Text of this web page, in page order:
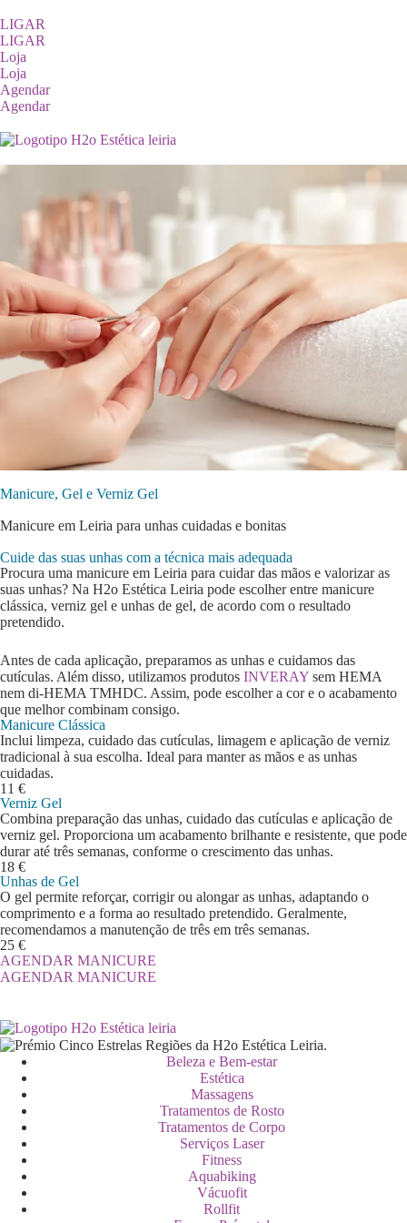
LIGAR
LIGAR
Loja
Loja
Agendar
Agendar
Manicure, Gel e Verniz Gel
Manicure em Leiria para unhas cuidadas e bonitas
Cuide das suas unhas com a técnica mais adequada
Procura uma manicure em Leiria para cuidar das mãos e valorizar as
suas unhas? Na H2o Estética Leiria pode escolher entre manicure
clássica, verniz gel e unhas de gel, de acordo com o resultado
pretendido.
Antes de cada aplicação, preparamos as unhas e cuidamos das
cutículas. Além disso, utilizamos produtos INVERAY sem HEMA
nem di-HEMA TMHDC. Assim, pode escolher a cor e o acabamento
que melhor combinam consigo.
Manicure Clássica
Inclui limpeza, cuidado das cutículas, limagem e aplicação de verniz
tradicional à sua escolha. Ideal para manter as mãos e as unhas
cuidadas.
11 €
Verniz Gel
Combina preparação das unhas, cuidado das cutículas e aplicação de
verniz gel. Proporciona um acabamento brilhante e resistente, que pode
durar até três semanas, conforme o crescimento das unhas.
18 €
Unhas de Gel
O gel permite reforçar, corrigir ou alongar as unhas, adaptando o
comprimento e a forma ao resultado pretendido. Geralmente,
recomendamos a manutenção de três em três semanas.
25 €
AGENDAR MANICURE
AGENDAR MANICURE
Beleza e Bem-estar
Estética
Massagens
Tratamentos de Rosto
Tratamentos de Corpo
Serviços Laser
Fitness
Aquabiking
Vácuofit
Rollfit